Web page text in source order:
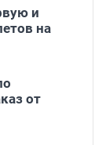
и
на
от